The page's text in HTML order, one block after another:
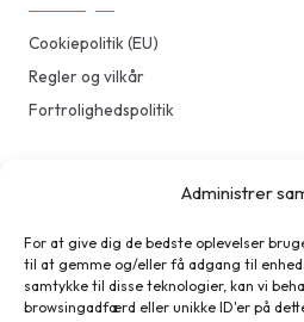
Administrer
For at give dig de bedste oplevelser
til at gemme og/eller få adgang til
samtykke til disse teknologier, kan vi
browsingadfærd eller unikke ID'er på
Cookiepolitik (EU)
Regler og vilkår
Fortrolighedspolitik
Kontakt